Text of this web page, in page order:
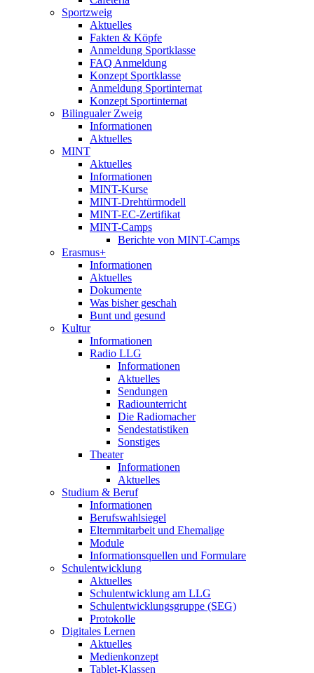
Sportzweig
Aktuelles
Fakten & Köpfe
Anmeldung Sportklasse
FAQ Anmeldung
Konzept Sportklasse
Anmeldung Sportinternat
Konzept Sportinternat
Bilingualer Zweig
Informationen
Aktuelles
MINT
Aktuelles
Informationen
MINT-Kurse
MINT-Drehtürmodell
MINT-EC-Zertifikat
MINT-Camps
Berichte von MINT-Camps
Erasmus+
Informationen
Aktuelles
Dokumente
Was bisher geschah
Bunt und gesund
Kultur
Informationen
Radio LLG
Informationen
Aktuelles
Sendungen
Radiounterricht
Die Radiomacher
Sendestatistiken
Sonstiges
Theater
Informationen
Aktuelles
Studium & Beruf
Informationen
Berufswahlsiegel
Elternmitarbeit und Ehemalige
Module
Informationsquellen und Formulare
Schulentwicklung
Aktuelles
Schulentwicklung am LLG
Schulentwicklungsgruppe (SEG)
Protokolle
Digitales Lernen
Aktuelles
Medienkonzept
Tablet-Klassen